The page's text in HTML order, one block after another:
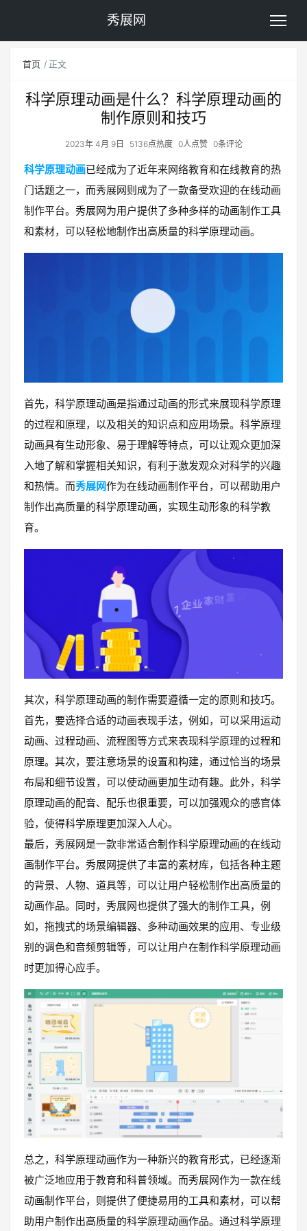
秀展网
首页 正文
科学原理动画是什么？科学原理动画的
制作原则和技巧
2023年 4月 9日 5136点热度 0人点赞 0条评论
科学原理动画已经成为了近年来网络教育和在线教育的热
门话题之一，而秀展网则成为了一款备受欢迎的在线动画
制作平台。秀展网为用户提供了多种多样的动画制作工具
和素材，可以轻松地制作出高质量的科学原理动画。
首先，科学原理动画是指通过动画的形式来展现科学原理
的过程和原理，以及相关的知识点和应用场景。科学原理
动画具有生动形象、易于理解等特点，可以让观众更加深
入地了解和掌握相关知识，有利于激发观众对科学的兴趣
和热情。而秀展网作为在线动画制作平台，可以帮助用户
制作出高质量的科学原理动画，实现生动形象的科学教
育。
其次，科学原理动画的制作需要遵循一定的原则和技巧。
首先，要选择合适的动画表现手法，例如，可以采用运动
动画、过程动画、流程图等方式来表现科学原理的过程和
原理。其次，要注意场景的设置和构建，通过恰当的场景
布局和细节设置，可以使动画更加生动有趣。此外，科学
原理动画的配音、配乐也很重要，可以加强观众的感官体
验，使得科学原理更加深入人心。
最后，秀展网是一款非常适合制作科学原理动画的在线动
画制作平台。秀展网提供了丰富的素材库，包括各种主题
的背景、人物、道具等，可以让用户轻松制作出高质量的
动画作品。同时，秀展网也提供了强大的制作工具，例
如，拖拽式的场景编辑器、多种动画效果的应用、专业级
别的调色和音频剪辑等，可以让用户在制作科学原理动画
时更加得心应手。
总之，科学原理动画作为一种新兴的教育形式，已经逐渐
被广泛地应用于教育和科普领域。而秀展网作为一款在线
动画制作平台，则提供了便捷易用的工具和素材，可以帮
助用户制作出高质量的科学原理动画作品。通过科学原理